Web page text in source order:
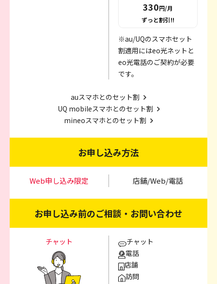
330円/月
ずっと割引!!
※au/UQのスマホセット
割適用にはeo光ネットと
eo光電話のご契約が必要
です。
auスマホとのセット割
UQ mobileスマホとのセット割
mineoスマホとのセット割
お申し込み方法
Web申し込み限定 店舗/Web/電話
お申し込み前のご相談・お問い合わせ
チャット
チャット
電話
店舗
訪問